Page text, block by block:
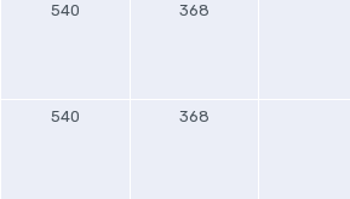
540 368
540 368